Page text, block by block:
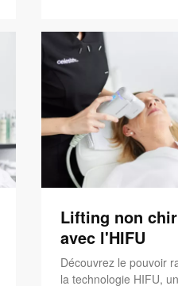
Lifting non
avec l'HIFU
Découvrez le pouvoir
la technologie HIFU,